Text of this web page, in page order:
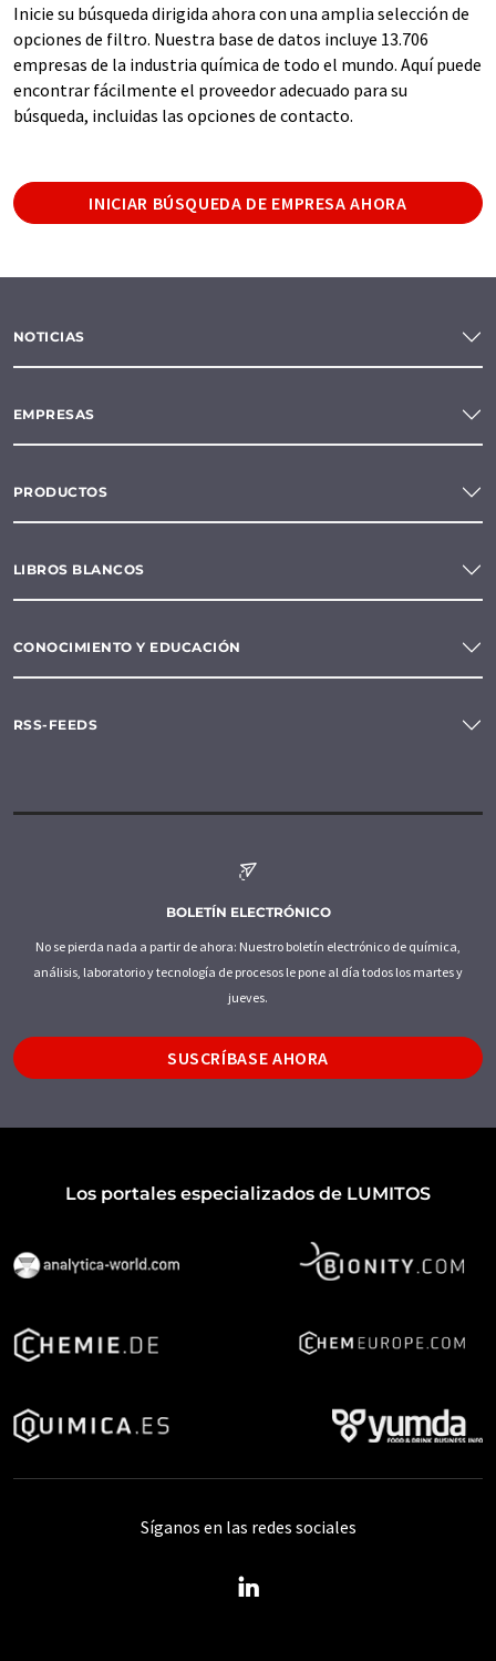
Inicie su búsqueda dirigida ahora con una amplia selección de
opciones de filtro. Nuestra base de datos incluye 13.706
empresas de la industria química de todo el mundo. Aquí puede
encontrar fácilmente el proveedor adecuado para su
búsqueda, incluidas las opciones de contacto.
INICIAR BÚSQUEDA DE EMPRESA AHORA
NOTICIAS
EMPRESAS
PRODUCTOS
LIBROS BLANCOS
CONOCIMIENTO Y EDUCACIÓN
RSS-FEEDS
BOLETÍN ELECTRÓNICO
No se pierda nada a partir de ahora: Nuestro boletín electrónico de química,
análisis, laboratorio y tecnología de procesos le pone al día todos los martes y
jueves.
SUSCRÍBASE AHORA
Los portales especializados de LUMITOS
Síganos en las redes sociales